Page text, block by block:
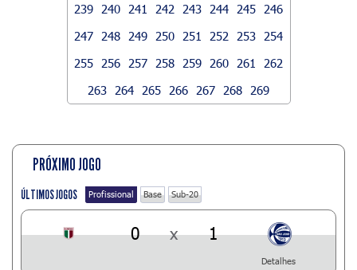
239
240 241 242 243 244 245
246
247
248 249 250 251 252 253
254
255
256 257 258 259 260 261
262
263
264 265 266 267 268 269
PRÓXIMO JOGO
ÚLTIMOS JOGOS Profissional Base Sub-20
0 x 1
Detalhes